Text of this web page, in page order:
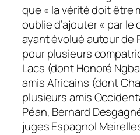
que « la vérité doit être
oublie d’ajouter « par
ayant évolué autour de
pour plusieurs
Lacs (dont Honoré
amis Africains (dont
plusieurs amis
Péan, Bernard
juges Espagnol